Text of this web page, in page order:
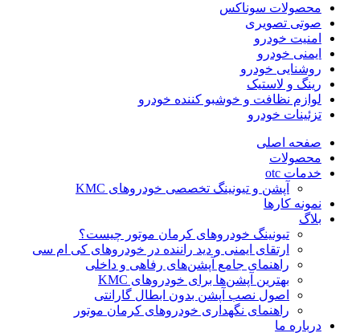
محصولات سوناکس
صوتی تصویری
امنیت خودرو
ایمنی خودرو
روشنایی خودرو
رینگ و لاستیک
لوازم نظافت و خوشبو کننده خودرو
تزئینات خودرو
صفحه اصلی
محصولات
خدمات otc
آپشن و تیونینگ تخصصی خودروهای KMC
نمونه کارها
بلاگ
تیونینگ خودروهای کرمان موتور چیست؟
ارتقای ایمنی و دید راننده در خودروهای کی ام سی
راهنمای جامع آپشن‌های رفاهی و داخلی
بهترین آپشن‌ها برای خودروهای KMC
اصول نصب آپشن بدون ابطال گارانتی
راهنمای نگهداری خودروهای کرمان موتور
درباره ما